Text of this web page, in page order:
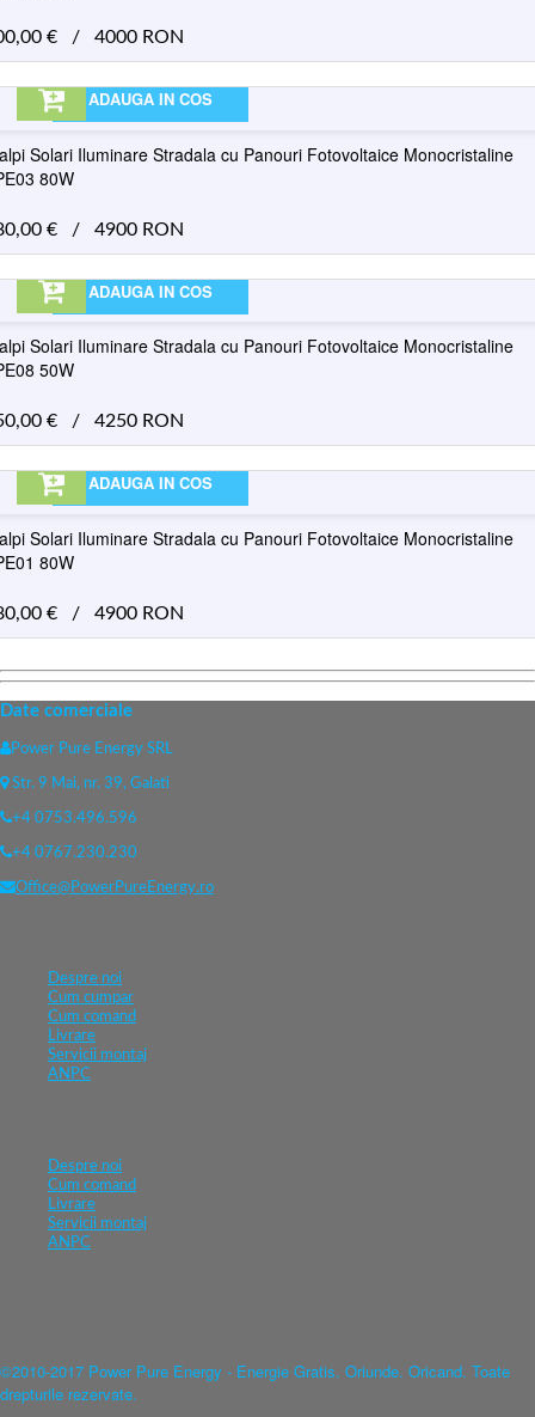
€ / 4000 RON
ADAUGA IN COS
Solari Iluminare Stradala cu Panouri Fotovoltaice Monocristaline
80W
€ / 4900 RON
ADAUGA IN COS
Solari Iluminare Stradala cu Panouri Fotovoltaice Monocristaline
50W
€ / 4250 RON
ADAUGA IN COS
Solari Iluminare Stradala cu Panouri Fotovoltaice Monocristaline
80W
€ / 4900 RON
Date comerciale
Power Pure Energy SRL
Str. 9 Mai, nr. 39, Galati
+4 0753.496.596
+4 0767.230.230
Office@PowerPureEnergy.ro
Despre noi
Cum cumpar
Cum comand
Livrare
Servicii montaj
ANPC
Despre noi
Cum comand
Livrare
Servicii montaj
ANPC
©2010-2017 Power Pure Energy - Energie Gratis. Oriunde. Oricand. Toate
drepturile rezervate.